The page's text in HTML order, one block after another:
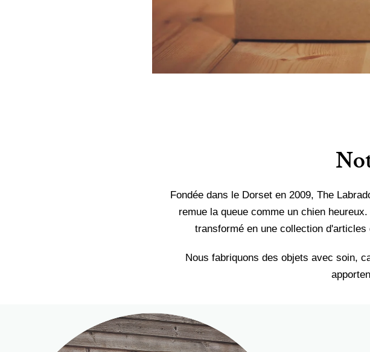
Fondée dans le Dorset en 2009, The
remue la queue comme un chien
transformé en une collection
Nous fabriquons des objets avec soin,